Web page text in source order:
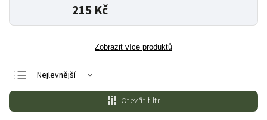
215 Kč
Zobrazit více produktů
Nejlevnější
Nejdražší
Nejprodávanější
Otevřít filtr